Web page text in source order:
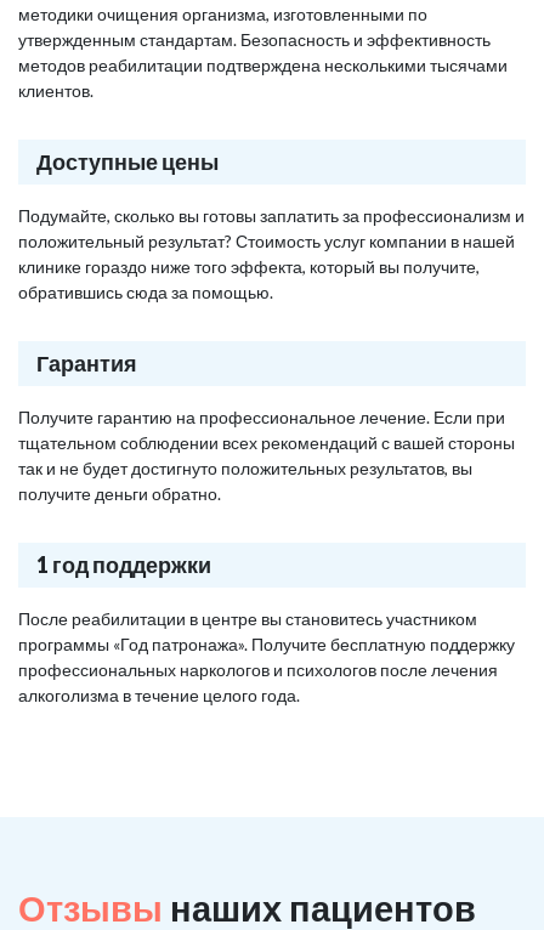
методики очищения организма, изготовленными по
утвержденным стандартам. Безопасность и эффективность
методов реабилитации подтверждена несколькими тысячами
клиентов.
Доступные цены
Подумайте, сколько вы готовы заплатить за профессионализм и
положительный результат? Стоимость услуг компании в нашей
клинике гораздо ниже того эффекта, который вы получите,
обратившись сюда за помощью.
Гарантия
Получите гарантию на профессиональное лечение. Если при
тщательном соблюдении всех рекомендаций с вашей стороны
так и не будет достигнуто положительных результатов, вы
получите деньги обратно.
1 год поддержки
После реабилитации в центре вы становитесь участником
программы «Год патронажа». Получите бесплатную поддержку
профессиональных наркологов и психологов после лечения
алкоголизма в течение целого года.
Отзывы наших пациентов